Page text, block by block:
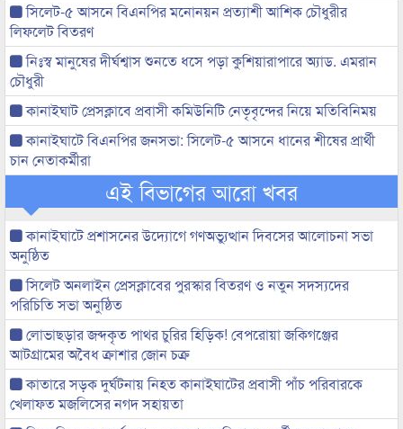
সিলেট-৫ আসনে বিএনপির মনোনয়ন প্রত্যাশী আশিক চৌধুরীর
লিফলেট বিতরণ
নিঃস্ব মানুষের দীর্ঘশ্বাস শুনতে ধসে পড়া কুশিয়ারাপারে অ্যাড. এমরান
চৌধুরী
কানাইঘাট প্রেসক্লাবে প্রবাসী কমিউনিটি নেতৃবৃন্দের নিয়ে মতিবিনিময়
কানাইঘাটে বিএনপির জনসভা: সিলেট-৫ আসনে ধানের শীষের প্রার্থী
চান নেতাকর্মীরা
এই বিভাগের আরো খবর
কানাইঘাটে প্রশাসনের উদ্যোগে গণঅভ্যুত্থান দিবসের আলোচনা সভা
অনুষ্ঠিত
সিলেট অনলাইন প্রেসক্লাবের পুরস্কার বিতরণ ও নতুন সদস্যদের
পরিচিতি সভা অনুষ্ঠিত
লোভাছড়ার জব্দকৃত পাথর চুরির হিড়িক! বেপরোয়া জকিগঞ্জের
আটগ্রামের অবৈধ ক্রাশার জোন চক্র
কাতারে সড়ক দুর্ঘটনায় নিহত কানাইঘাটের প্রবাসী পাঁচ পরিবারকে
খেলাফত মজলিসের নগদ সহায়তা